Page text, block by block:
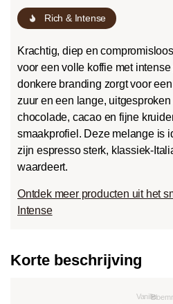
Rich & Intense
Krachtig, diep en
voor een volle koffie met
donkere branding zorgt voor
zuur en een lange,
chocolade, cacao en fijne
smaakprofiel. Deze melange is
zijn espresso sterk, klassiek-
waardeert.
Ontdek meer producten uit het
Intense
Korte beschrijving